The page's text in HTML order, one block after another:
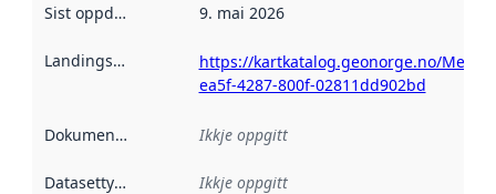
Sist oppdatert 9. mai 2026
Landingsside
https://kartkatalog.geonorge.no/
ea5f-4287-800f-02811dd902bd
Dokumentasjon Ikkje oppgitt
Datasettype Ikkje oppgitt